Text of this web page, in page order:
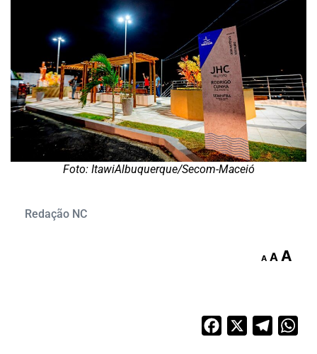
Foto: ItawiAlbuquerque/Secom-Maceió
Redação NC
A A A
Facebook